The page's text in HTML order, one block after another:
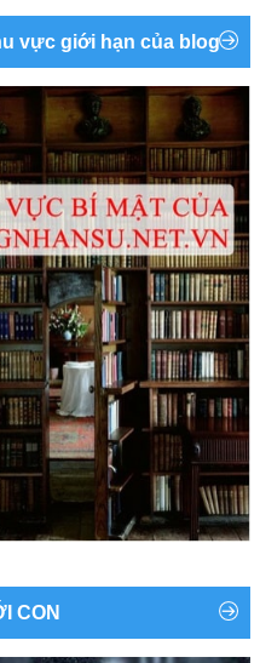
vực giới hạn của blog
CON